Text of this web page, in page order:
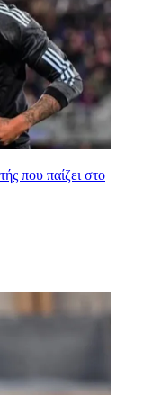
που παίζει στο